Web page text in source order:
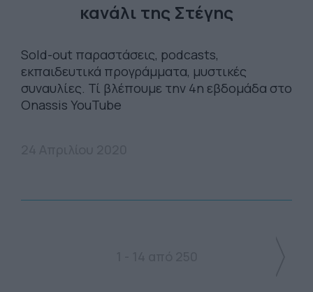
κανάλι της Στέγης
Sold-out παραστάσεις, podcasts,
εκπαιδευτικά προγράμματα, μυστικές
συναυλίες. Τί βλέπουμε την 4η εβδομάδα στο
Onassis YouTube